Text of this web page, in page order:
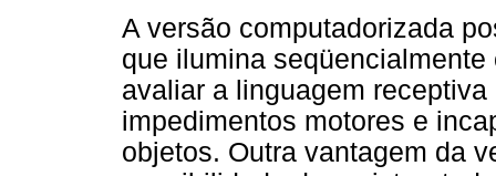
A versão computadorizada
que ilumina
avaliar a linguagem
impedimentos motores e
objetos. Outra vantagem da